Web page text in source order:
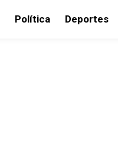
Política Deportes